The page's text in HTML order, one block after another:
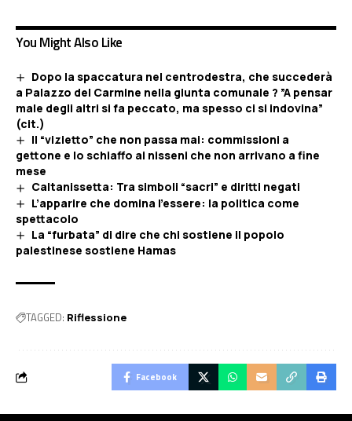
You Might Also Like
Dopo la spaccatura nel centrodestra, che succederà
a Palazzo del Carmine nella giunta comunale ? ”A pensar
male degli altri si fa peccato, ma spesso ci si indovina”
(cit.)
Il “vizietto” che non passa mai: commissioni a
gettone e lo schiaffo ai nisseni che non arrivano a fine
mese
Caltanissetta: Tra simboli “sacri” e diritti negati
L’apparire che domina l’essere: la politica come
spettacolo
La “furbata” di dire che chi sostiene il popolo
palestinese sostiene Hamas
TAGGED: Riflessione
Facebook